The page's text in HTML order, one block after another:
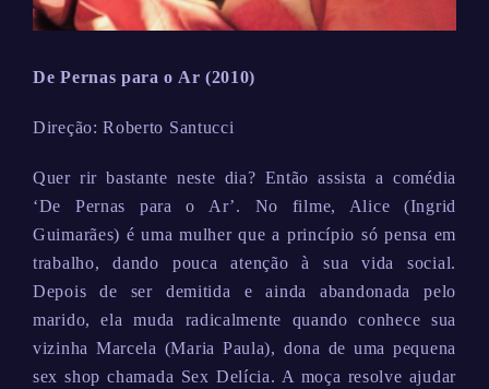
De Pernas para o Ar (2010)
Direção: Roberto Santucci
Quer rir bastante neste dia? Então assista a comédia
‘De Pernas para o Ar’. No filme, Alice (Ingrid
Guimarães) é uma mulher que a princípio só pensa em
trabalho, dando pouca atenção à sua vida social.
Depois de ser demitida e ainda abandonada pelo
marido, ela muda radicalmente quando conhece sua
vizinha Marcela (Maria Paula), dona de uma pequena
sex shop chamada Sex Delícia. A moça resolve ajudar